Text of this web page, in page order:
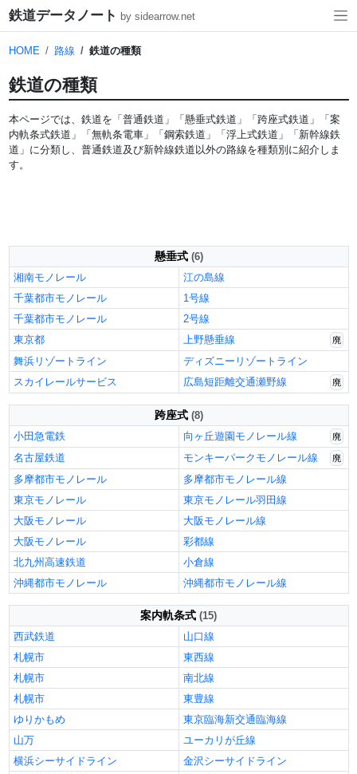
鉄道データノート by sidearrow.net
HOME 路線 鉄道の種類
鉄道の種類
本ページでは、鉄道を「普通鉄道」「懸垂式鉄道」「跨座式鉄道」「案
内軌条式鉄道」「無軌条電車」「鋼索鉄道」「浮上式鉄道」「新幹線鉄
道」に分類し、普通鉄道及び新幹線鉄道以外の路線を種類別に紹介しま
す。
懸垂式 (6)
湘南モノレール
江の島線
千葉都市モノレール
1号線
千葉都市モノレール
2号線
東京都
上野懸垂線 廃
舞浜リゾートライン
ディズニーリゾートライン
スカイレールサービス
広島短距離交通瀬野線 廃
跨座式 (8)
小田急電鉄 向ヶ丘遊園モノレール線 廃
名古屋鉄道 モンキーパークモノレール線 廃
多摩都市モノレール
多摩都市モノレール線
東京モノレール
東京モノレール羽田線
大阪モノレール
大阪モノレール線
大阪モノレール
彩都線
北九州高速鉄道
小倉線
沖縄都市モノレール
沖縄都市モノレール線
案内軌条式 (15)
西武鉄道
山口線
札幌市
東西線
札幌市
南北線
札幌市
東豊線
ゆりかもめ
東京臨海新交通臨海線
山万
ユーカリが丘線
横浜シーサイドライン
金沢シーサイドライン